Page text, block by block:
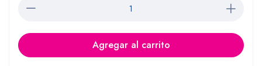
Agregar al carrito